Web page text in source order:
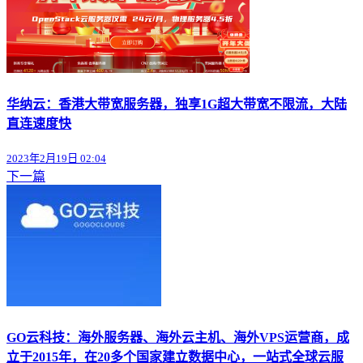
华纳云：香港大带宽服务器，独享1G超大带宽不限流，大陆
直连速度快
2023年2月19日 02:04
下一篇
GO云科技：海外服务器、海外云主机、海外VPS运营商，成
立于2015年，在20多个国家建立数据中心，一站式全球云服